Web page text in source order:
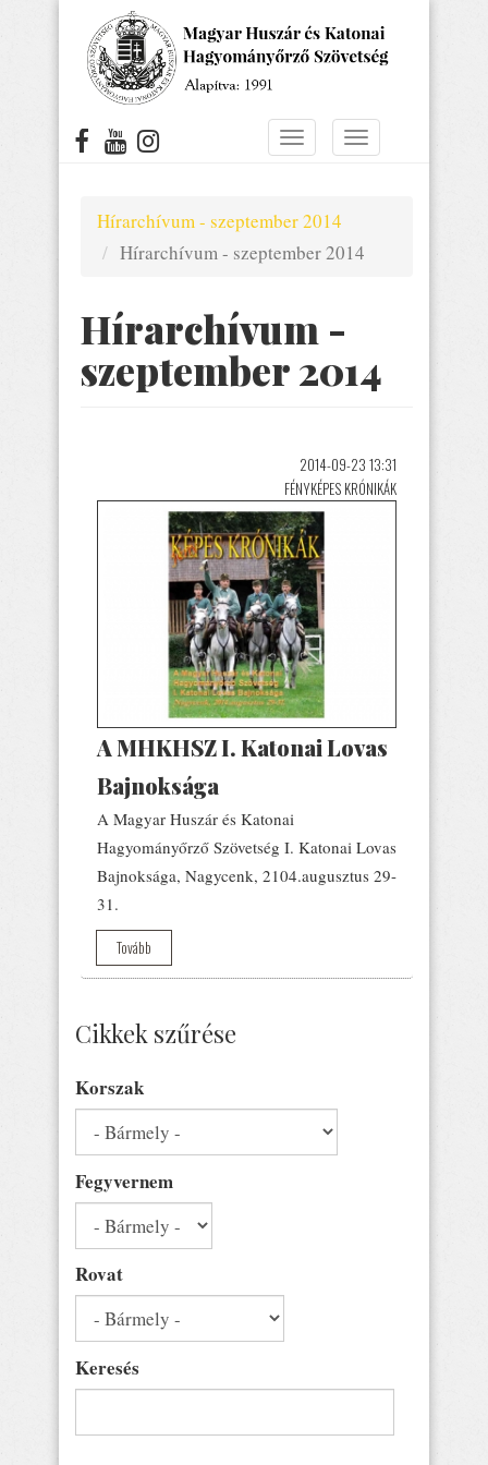
Navigáció
Navigáció
Hírarchívum - szeptember 2014
Hírarchívum - szeptember 2014
Hírarchívum -
szeptember 2014
2014-09-23 13:31
FÉNYKÉPES KRÓNIKÁK
A MHKHSZ I. Katonai Lovas
Bajnoksága
A Magyar Huszár és Katonai
Hagyományőrző Szövetség I. Katonai Lovas
Bajnoksága, Nagycenk, 2104.augusztus 29-
31.
Tovább
Cikkek szűrése
Korszak
Fegyvernem
Rovat
Keresés